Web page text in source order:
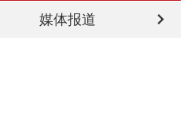
媒体报道